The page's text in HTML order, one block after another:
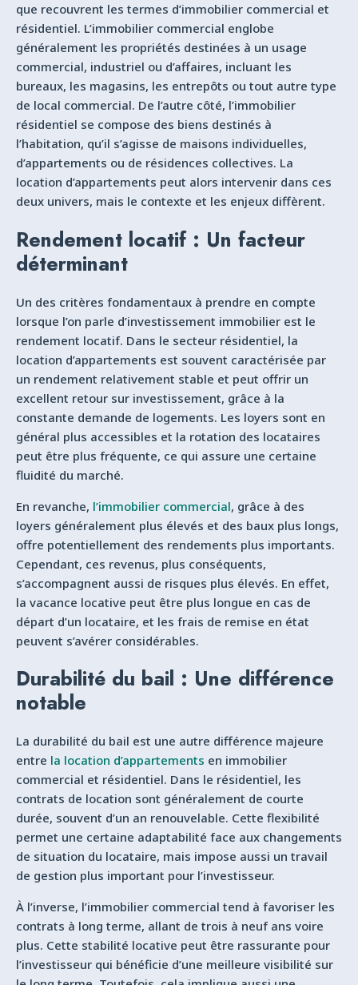
que recouvrent les termes d’immobilier commercial et
résidentiel. L’immobilier commercial englobe
généralement les propriétés destinées à un usage
commercial, industriel ou d’affaires, incluant les
bureaux, les magasins, les entrepôts ou tout autre type
de local commercial. De l’autre côté, l’immobilier
résidentiel se compose des biens destinés à
l’habitation, qu’il s’agisse de maisons individuelles,
d’appartements ou de résidences collectives. La
location d’appartements peut alors intervenir dans ces
deux univers, mais le contexte et les enjeux diffèrent.
Rendement locatif : Un facteur
déterminant
Un des critères fondamentaux à prendre en compte
lorsque l’on parle d’investissement immobilier est le
rendement locatif. Dans le secteur résidentiel, la
location d’appartements est souvent caractérisée par
un rendement relativement stable et peut offrir un
excellent retour sur investissement, grâce à la
constante demande de logements. Les loyers sont en
général plus accessibles et la rotation des locataires
peut être plus fréquente, ce qui assure une certaine
fluidité du marché.
En revanche, l’immobilier commercial, grâce à des
loyers généralement plus élevés et des baux plus longs,
offre potentiellement des rendements plus importants.
Cependant, ces revenus, plus conséquents,
s’accompagnent aussi de risques plus élevés. En effet,
la vacance locative peut être plus longue en cas de
départ d’un locataire, et les frais de remise en état
peuvent s’avérer considérables.
Durabilité du bail : Une différence
notable
La durabilité du bail est une autre différence majeure
entre la location d’appartements en immobilier
commercial et résidentiel. Dans le résidentiel, les
contrats de location sont généralement de courte
durée, souvent d’un an renouvelable. Cette flexibilité
permet une certaine adaptabilité face aux changements
de situation du locataire, mais impose aussi un travail
de gestion plus important pour l’investisseur.
À l’inverse, l’immobilier commercial tend à favoriser les
contrats à long terme, allant de trois à neuf ans voire
plus. Cette stabilité locative peut être rassurante pour
l’investisseur qui bénéficie d’une meilleure visibilité sur